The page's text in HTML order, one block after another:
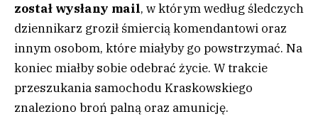
został wysłany mail, w którym według śledczych
dziennikarz groził śmiercią komendantowi oraz
innym osobom, które miałyby go powstrzymać. Na
koniec miałby sobie odebrać życie. W trakcie
przeszukania samochodu Kraskowskiego
znaleziono broń palną oraz amunicję.